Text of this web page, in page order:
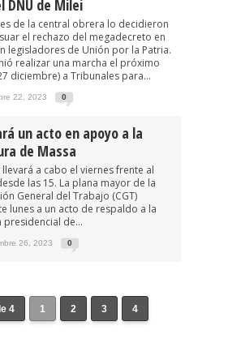
DNU de Milei
de la central obrera lo decidieron
el rechazo del megadecreto en
legisladores de Unión por la Patria.
realizar una marcha el próximo
diciembre) a Tribunales para...
22, 2023 0
un acto en apoyo a la
de Massa
llevará a cabo el viernes frente al
las 15. La plana mayor de la
General del Trabajo (CGT)
lunes a un acto de respaldo a la
presidencial de...
26, 2023 0
4 1 2 3 4